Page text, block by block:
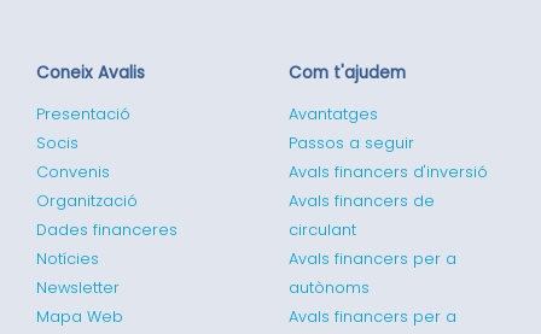
Coneix Avalis
Presentació
Socis
Convenis
Organització
Dades financeres
Notícies
Newsletter
Mapa Web
Com t'ajudem
Avantatges
Passos a seguir
Avals financers d'inversió
Avals financers de
circulant
Avals financers per a
autònoms
Avals financers per a